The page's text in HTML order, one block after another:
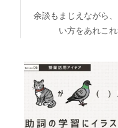
余談もまじえながら
い方をあれこ